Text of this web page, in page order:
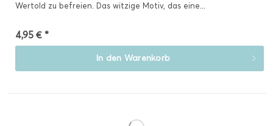
Wertold zu befreien. Das witzige Motiv, das eine...
4,95 € *
In den Warenkorb